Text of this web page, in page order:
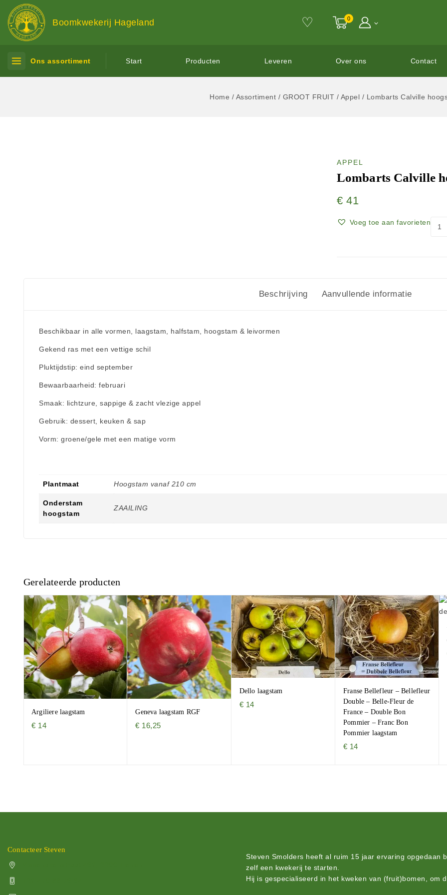
Boomkwekerij Hageland ♡ 0
Ons assortiment Start Producten Leveren Over ons Contact
Home / Assortiment / GROOT FRUIT / Appel / Lombarts Calville
APPEL
Lombarts Calville
€ 41
Voeg toe aan favorieten
Beschrijving Aanvullende informatie
Beschikbaar in alle vormen, laagstam, halfstam, hoogstam & leivormen
Gekend ras met een vettige schil
Pluktijdstip: eind september
Bewaarbaarheid: februari
Smaak: lichtzure, sappige & zacht vlezige appel
Gebruik: dessert, keuken & sap
Vorm: groene/gele met een matige vorm
Plantmaat Hoogstam vanaf 210 cm
Onderstam
hoogstam
ZAAILING
Gerelateerde producten
Argiliere laagstam
€ 14
Geneva laagstam RGF
€ 16,25
Dello laagstam
€ 14
Franse Bellefleur – Bellefleur
Double – Belle-Fleur de
France – Double Bon
Pommier – Franc Bon
Pommier laagstam
€ 14
Contacteer Steven
Steven Smolders heeft al ruim 15 jaar ervaring opgedaan
zelf een kwekerij te starten.
Hij is gespecialiseerd in het kweken van (fruit)bomen, om